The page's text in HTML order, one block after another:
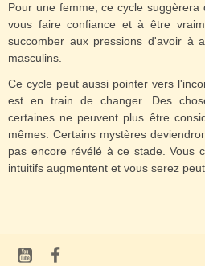
Pour une femme, ce cycle
vous faire confiance et à être
succomber aux pressions d'avoir à
masculins.
Ce cycle peut aussi pointer vers
est en train de changer. Des
certaines ne peuvent plus être
mêmes. Certains mystères
pas encore révélé à ce stade. Vous
intuitifs augmentent et vous serez